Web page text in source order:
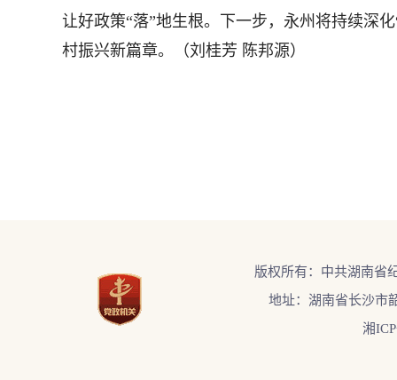
让好政策“落”地生根。下一步，永州将持续深
村振兴新篇章。（刘桂芳 陈邦源）
版权所有：中共湖南省
地址：湖南省长沙市
湘